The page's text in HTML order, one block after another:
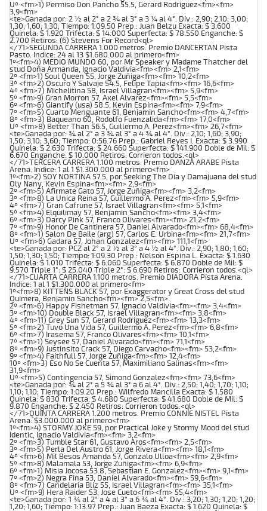
Uº <fm>1) Permiso Don Pancho 55.5, Gerard Rodriguez<fm><fm>
3,9<fm>
<te>Ganada por: 2 ½ al 2° a 2 ¾ al 3° a 3 ¼ al 4°. Div.: 2,90; 2,10; 3,00;
1,30; 1,60; 1,30; Tiempo: 1:09.50 Prep.: Juan Belzu Exacta: $ 3.600
Quinela: $ 1.920 Trifecta: $ 14.000 Superfecta: $ 78.550 Enganche: $
2.700 Retiros: (6) Stevens For Record<ql>
</71>SEGUNDA CARRERA 1.000 metros. Premio DANCERTAN Pista
Pasto. Indice: 24 al 13 $1.680.000 al primero<fm>
1º<fm>4) MEDIO MUNDO 60, por Mr Speaker y Madame Thatcher del
stud Doña Armanda, Ignacio Valdivia<fm><fm> 2,1<fm>
2º <fm>1) Soul Queen 55, Jorge Zuñiga<fm><fm> 10,2<fm>
3º <fm>2) Oscuro Y Salvaje 54.5, Felipe Tapia<fm><fm> 16,6<fm>
4º <fm>7) Michelitina 58, Israel Villagran<fm><fm> 5,9<fm>
5º <fm>9) Gran Morron 57, Axel Alvarez<fm><fm> 5,5<fm>
6º <fm>6) Giantify (usa) 58.5, Kevin Espina<fm><fm> 7,9<fm>
7º <fm>5) Cuarto Menguante 61, Benjamin Sancho<fm><fm> 4,7<fm>
8º <fm>3) Baqueano 60, Rodolfo Fuenzalida<fm><fm> 17,0<fm>
Uº <fm>8) Better Than 56.5, Guillermo A. Perez<fm><fm> 26,7<fm>
<te>Ganada por: ¾ al 2° a 3 ¾ al 3° a 4 ¾ al 4°. Div.: 2,10; 1,60; 3,90;
1,50; 3,10; 3,60; Tiempo: 0:56.76 Prep.: Gabriel Reyes I. Exacta: $ 3.990
Quinela: $ 2.630 Trifecta: $ 24.660 Superfecta: $ 141.900 Doble de Mil: $
6.670 Enganche: $ 10.000 Retiros: Corrieron todos.<ql>
</71>TERCERA CARRERA 1.100 metros. Premio DANZA ARABE Pista
Arena. Indice: 1 al 1 $1.300.000 al primero<fm>
1º<fm>2) SOY NORTINA 57.5, por Seeking The Dia y Damajuana del stud
Oly Nany, Kevin Espina<fm><fm> 2,9<fm>
2º <fm>5) Afirmate Gato 57, Jorge Zuñiga<fm><fm> 3,2<fm>
3º <fm>8) La Unica Reina 57, Guillermo A. Perez<fm><fm> 5,9<fm>
4º <fm>7) Gran Cafrune 57, Israel Villagran<fm><fm> 5,1<fm>
5º <fm>4) Elquilimay 57, Benjamin Sancho<fm><fm> 3,4<fm>
6º <fm>3) Darcy Pink 57, Franco Olivares<fm><fm> 21,2<fm>
7º <fm>9) Honor De Cantinera 57, Daniel Alvarado<fm><fm> 68,4<fm>
8º <fm>1) Salon De Baile (arg) 57, Carlos E. Urbina<fm><fm> 21,7<fm>
Uº <fm>6) Gadara 57, Johan Gonzalez<fm><fm> 111,1<fm>
<te>Ganada por: PCZ al 2° a 2 ½ al 3° a 4 ½ al 4°. Div.: 2,90; 1,80; 1,60;
1,50; 1,30; 1,50; Tiempo: 1:09.30 Prep.: Nelson Espina L. Exacta: $ 1.630
Quinela: $ 1.010 Trifecta: $ 6.060 Superfecta: $ 6.870 Doble de Mil: $
9.570 Triple 1°: $ 25.040 Triple 2°: $ 6.690 Retiros: Corrieron todos.<ql>
</71>CUARTA CARRERA 1.100 metros. Premio DIADORA Pista Arena.
Indice: 1 al 1 $1.300.000 al primero<fm>
1º<fm>8) KITTEN`S BLACK 57, por Exaggerator y Great Cross del stud
Quimera, Benjamin Sancho<fm><fm> 2,5<fm>
2º <fm>6) Happy Fishetman 57, Ignacio Valdivia<fm><fm> 3,4<fm>
3º <fm>10) Double Black 57, Israel Villagran<fm><fm> 3,8<fm>
4º <fm>11) Grey Sun 57, Gerard Rodriguez<fm><fm> 13,3<fm>
5º <fm>2) Tuvo Una Vida 57, Guillermo A. Perez<fm><fm> 6,8<fm>
6º <fm>7) Irasema 57, Franco Olivares<fm><fm> 10,1<fm>
7º <fm>1) Seysee 57, Daniel Alvarado<fm><fm> 71,1<fm>
8º <fm>9) Justinsito Crack 57, Diego Carvacho<fm><fm> 53,2<fm>
9º <fm>4) Faithfull 57, Jorge Zuñiga<fm><fm> 12,4<fm>
10º <fm>3) Eso No Se Cuenta 57, Maximiliano Salinas<fm><fm>
31,9<fm>
Uº <fm>5) Contingencia 57, Simond Gonzalez<fm><fm> 73,6<fm>
<te>Ganada por: ¾ al 2° a 5 ¾ al 3° a 6 al 4°. Div.: 2,50; 1,40; 1,70; 1,10;
1,10; 1,10; Tiempo: 1:09.20 Prep.: Wilfredo Mancilla Exacta: $ 1.580
Quinela: $ 830 Trifecta: $ 4.680 Superfecta: $ 41.680 Doble de Mil: $
9.870 Enganche: $ 2.450 Retiros: Corrieron todos.<ql>
</71>QUINTA CARRERA 1.200 metros. Premio CONNIE NISTEL Pista
Arena. $3.000.000 al primero<fm>
1º<fm>4) STORMY JOKE 59, por Practical Joke y Stormy Mood del stud
Identic, Ignacio Valdivia<fm><fm> 3,2<fm>
2º <fm>3) Tumble Star 61, Gustavo Aros<fm><fm> 2,5<fm>
3º <fm>5) Perla Del Austro 61, Jorge Rivera<fm><fm> 18,1<fm>
4º <fm>6) Mil Besos Amanda 57, Gonzalo Ulloa<fm><fm> 2,9<fm>
5º <fm>8) Malamala 53, Jorge Zuñiga<fm><fm> 6,9<fm>
6º <fm>1) Misia Jocosa 53.8, Sebastian E. Gonzalez<fm><fm> 9,1<fm>
7º <fm>2) Negra Fina 53, Daniel Alvarado<fm><fm> 59,6<fm>
8º <fm>7) Candelaria Bliz 55, Israel Villagran<fm><fm> 35,1<fm>
Uº <fm>9) Hera Raider 53, Jose Cueto<fm><fm> 55,4<fm>
<te>Ganada por: 1 ¾ al 2° a 4 al 3° a 6 ¾ al 4°. Div.: 3,20; 1,30; 1,20; 1,20;
1,20; 1,60; Tiempo: 1:13.97 Prep.: Juan Baeza Exacta: $ 1.620 Quinela: $